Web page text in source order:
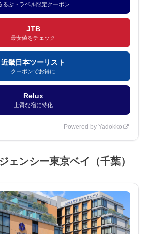
るぶトラベル限定クーポン
JTB
最安値をチェック
近畿日本ツーリスト
クーポンでお得に
Relux
上質な宿に特化
Powered by Yadokko
ェンシー東京ベイ（千葉）